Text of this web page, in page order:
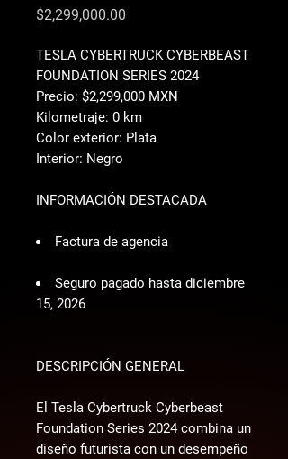
$2,299,000.00
TESLA CYBERTRUCK CYBERBEAST
FOUNDATION SERIES 2024
Precio: $2,299,000 MXN
Kilometraje: 0 km
Color exterior: Plata
Interior: Negro
INFORMACIÓN DESTACADA
Factura de agencia
Seguro pagado hasta diciembre
15, 2026
DESCRIPCIÓN GENERAL
El Tesla Cybertruck Cyberbeast
Foundation Series 2024 combina un
diseño futurista con un desempeño